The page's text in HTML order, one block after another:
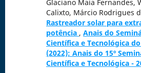
Glaciano Maia Fernandes,
Calixto, Márcio Rodrigues
Rastreador solar para
potência , Anais do
Científica e Tecnológica
(2022): Anais do 15º
Científica e Tecnológica -